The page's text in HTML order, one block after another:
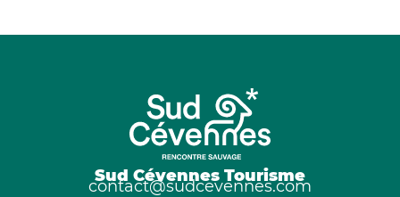
Sud Cévennes Tourisme
contact@sudcevennes.com